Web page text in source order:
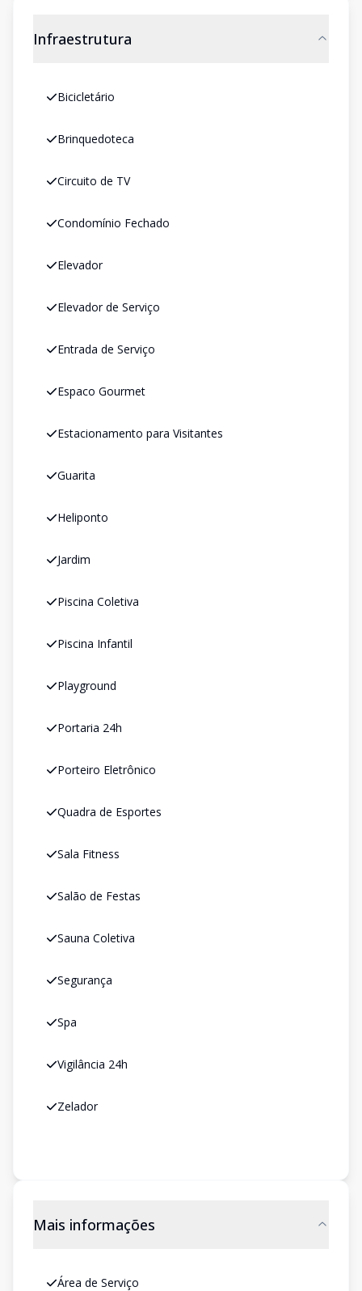
Infraestrutura
Bicicletário
Brinquedoteca
Circuito de TV
Condomínio Fechado
Elevador
Elevador de Serviço
Entrada de Serviço
Espaco Gourmet
Estacionamento para Visitantes
Guarita
Heliponto
Jardim
Piscina Coletiva
Piscina Infantil
Playground
Portaria 24h
Porteiro Eletrônico
Quadra de Esportes
Sala Fitness
Salão de Festas
Sauna Coletiva
Segurança
Spa
Vigilância 24h
Zelador
Mais informações
Área de Serviço